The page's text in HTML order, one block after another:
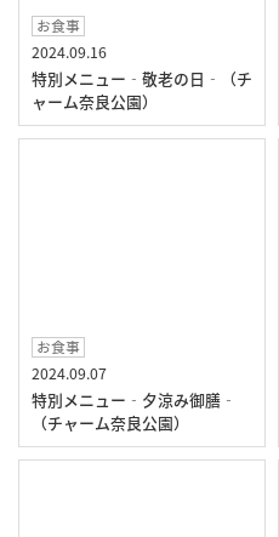
お食事
2024.09.16
特別メニュー‐敬老の日‐（チ
ャーム奈良公園）
お食事
2024.09.07
特別メニュー‐夕涼み御膳‐
（チャーム奈良公園）